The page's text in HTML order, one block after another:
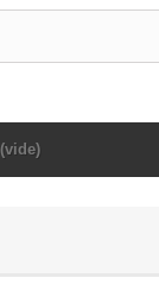
(vide)